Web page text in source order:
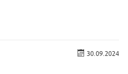
30.09.2024